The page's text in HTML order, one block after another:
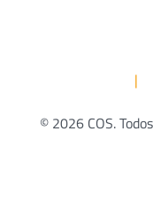
|
© 2026 COS.